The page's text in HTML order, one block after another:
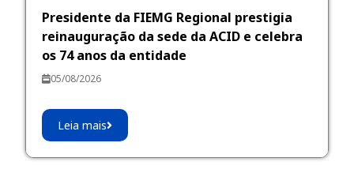
Presidente da FIEMG Regional prestigia
reinauguração da sede da ACID e celebra
os 74 anos da entidade
05/08/2026
Leia mais